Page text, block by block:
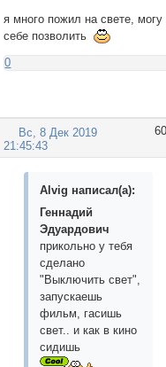
я много пожил на свете, могу
себе позволить
0
60
Вс, 8 Дек 2019
21:45:43
Alvig написал(а):
Геннадий
Эдуардович
прикольно у тебя
сделано
"Выключить свет",
запускаешь
фильм, гасишь
свет.. и как в кино
сидишь